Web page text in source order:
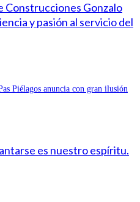
Construcciones Gonzalo
y pasión al servicio del
Piélagos anuncia con gran ilusión
es nuestro espíritu.